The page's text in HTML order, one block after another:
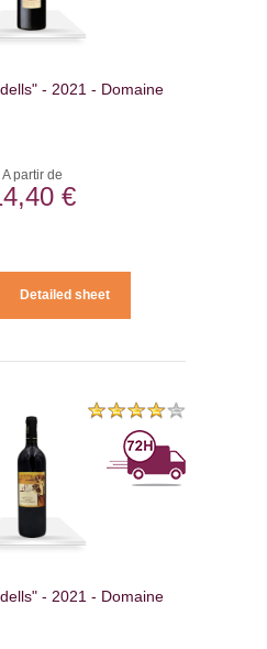
- 2021 - Domaine
A partir de
€
Detailed sheet
- 2021 - Domaine